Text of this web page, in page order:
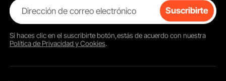
Dirección de correo electrónico Suscribirte
Si haces clic en elsuscribirtebotón,estás de acuerdo con nuestra
Política de Privacidad y Cookies.